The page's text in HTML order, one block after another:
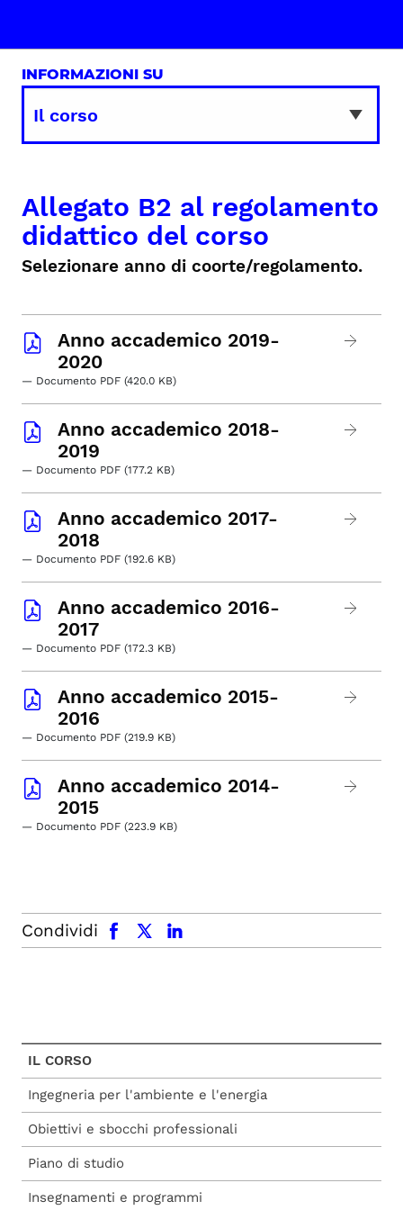
INFORMAZIONI SU
Allegato B2 al regolamento
didattico del corso
Selezionare anno di coorte/regolamento.
Anno accademico 2019-
2020
— Documento PDF (420.0 KB)
Anno accademico 2018-
2019
— Documento PDF (177.2 KB)
Anno accademico 2017-
2018
— Documento PDF (192.6 KB)
Anno accademico 2016-
2017
— Documento PDF (172.3 KB)
Anno accademico 2015-
2016
— Documento PDF (219.9 KB)
Anno accademico 2014-
2015
— Documento PDF (223.9 KB)
Condividi
facebook x.com linkedin
IL CORSO
Ingegneria per l'ambiente e l'energia
Obiettivi e sbocchi professionali
Piano di studio
Insegnamenti e programmi